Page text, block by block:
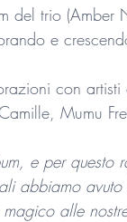
del trio (Amber
e
con
Mumu
e per questo
abbiamo
alle